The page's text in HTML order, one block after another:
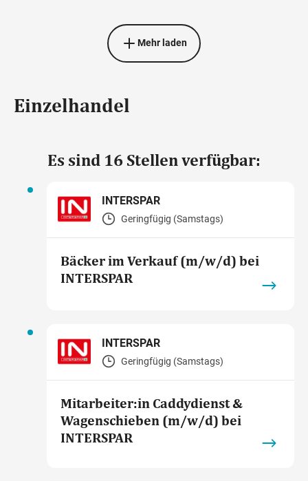
Mehr laden
Einzelhandel
Es sind 16 Stellen verfügbar:
INTERSPAR
Geringfügig (Samstags)
Bäcker im Verkauf (m/w/d) bei
INTERSPAR
INTERSPAR
Geringfügig (Samstags)
Mitarbeiter:in Caddydienst &
Wagenschieben (m/w/d) bei
INTERSPAR